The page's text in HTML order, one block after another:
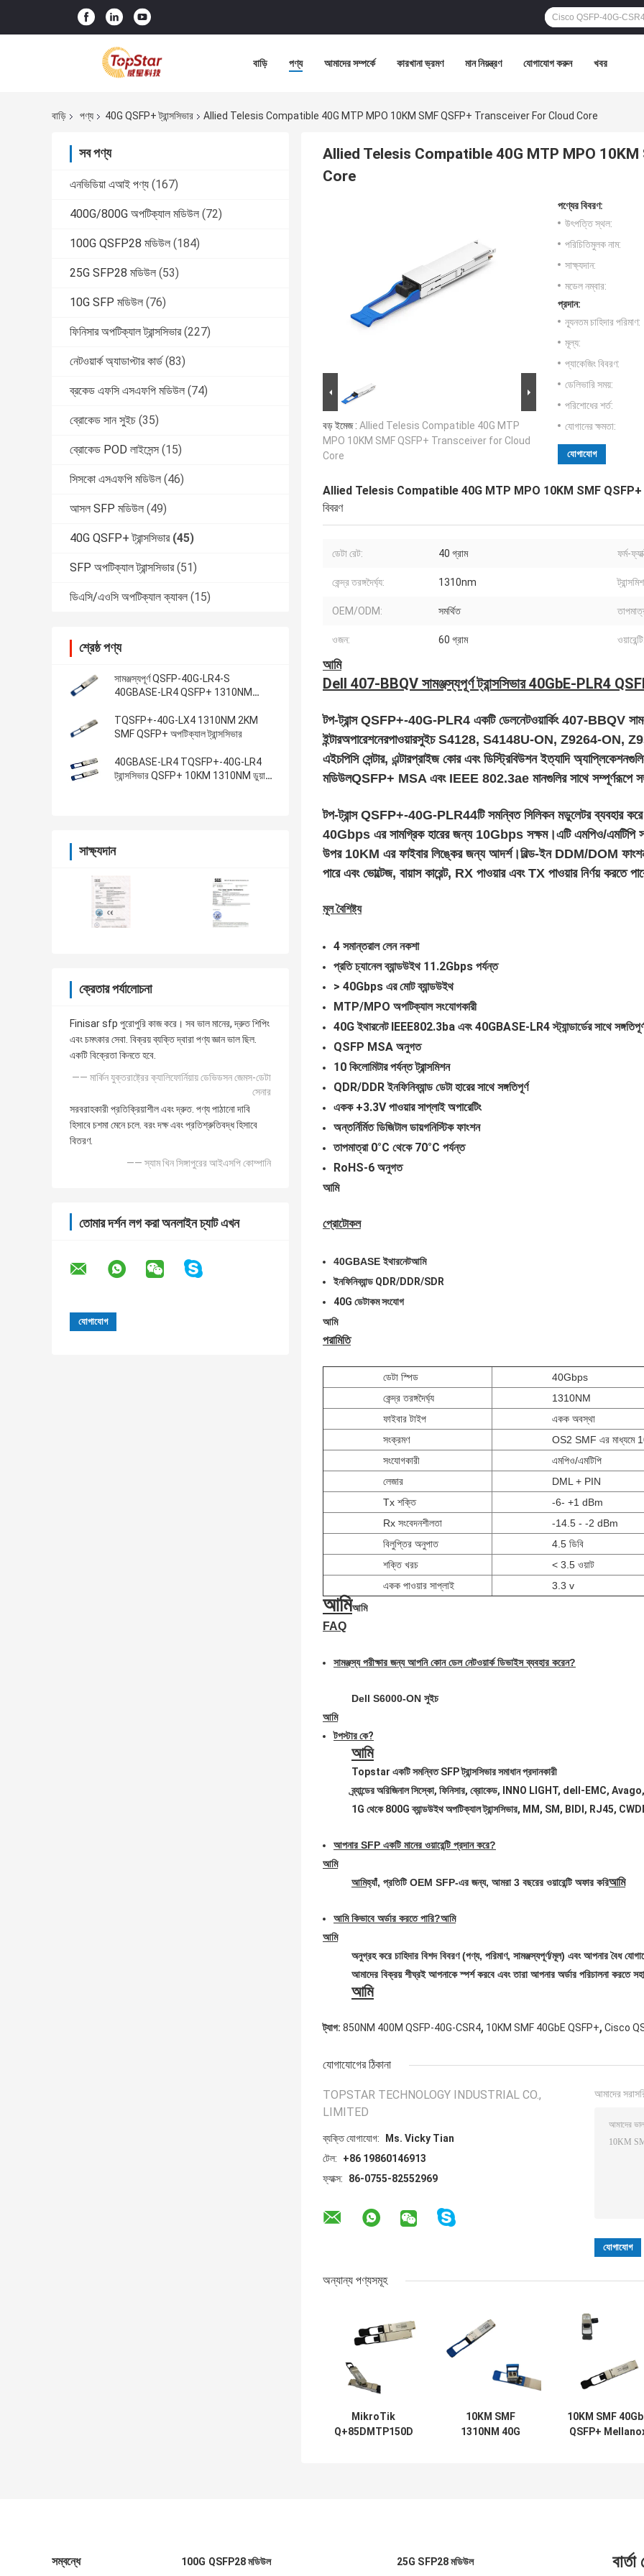
বাড়ি পণ্য আমাদের সম্পর্কে কারখানা ভ্রমণ মান নিয়ন্ত্রণ যোগাযোগ করুন খবর
বাড়ি পণ্য 40G QSFP+ ট্রান্সসিভার Allied Telesis Compatible 40G MTP MPO 10KM SMF QSFP+ Transceiver For Cloud Core
সব পণ্য
এনভিডিয়া এআই পণ্য (167)
400G/800G অপটিক্যাল মডিউল (72)
100G QSFP28 মডিউল (184)
25G SFP28 মডিউল (53)
10G SFP মডিউল (76)
ফিনিসার অপটিক্যাল ট্রান্সসিভার (227)
নেটওয়ার্ক অ্যাডাপ্টার কার্ড (83)
ব্রকেড এফসি এসএফপি মডিউল (74)
ব্রোকেড সান সুইচ (35)
ব্রোকেড POD লাইসেন্স (15)
সিসকো এসএফপি মডিউল (46)
আসল SFP মডিউল (49)
40G QSFP+ ট্রান্সসিভার (45)
SFP অপটিক্যাল ট্রান্সসিভার (51)
ডিএসি/এওসি অপটিক্যাল ক্যাবল (15)
শ্রেষ্ঠ পণ্য
সামঞ্জস্যপূর্ণ QSFP-40G-LR4-S
40GBASE-LR4 QSFP+ 1310NM
TQSFP+-40G-LX4 1310NM 2KM
SMF QSFP+ অপটিক্যাল ট্রান্সসিভার
40GBASE-LR4 TQSFP+-40G-LR4
ট্রান্সসিভার QSFP+ 10KM 1310NM ডুয়াল
সাক্ষ্যদান
ক্রেতার পর্যালোচনা
Finisar sfp পুরোপুরি কাজ করে। সব ভাল মানের, দ্রুত শিপিং
এবং চমৎকার সেবা. বিক্রয় ব্যক্তি দ্বারা পণ্য জ্ঞান ভাল ছিল.
একটি বিক্রেতা কিনতে হবে.
—— মার্কিন যুক্তরাষ্ট্রের ক্যালিফোর্নিয়ায় ডেভিডসন জেমস-ডেটা
সেনার
সরবরাহকারী প্রতিক্রিয়াশীল এবং দ্রুত. পণ্য পাঠানো দাবি
হিসাবে চশমা মেনে চলে. বরং দক্ষ এবং প্রতিশ্রুতিবদ্ধ হিসাবে
বিতরণ.
—— স্যাম খিন সিঙ্গাপুরের আইএসপি কোম্পানি
তোমার দর্শন লগ করা অনলাইন চ্যাট এখন
Allied Telesis Compatible 40G MTP MPO
Core
বড় ইমেজ : Allied Telesis Compatible 40G MTP
MPO 10KM SMF QSFP+ Transceiver for Cloud
Core
পণ্যের বিবরণ:
উৎপত্তি স্থল:
পরিচিতিমুলক নাম:
সাক্ষ্যদান:
মডেল নম্বার:
প্রদান:
ন্যূনতম চাহিদার পরিমাণ:
মূল্য:
প্যাকেজিং বিবরণ:
ডেলিভারি সময়:
পরিশোধের শর্ত:
যোগানের ক্ষমতা:
যোগাযোগ
Allied Telesis Compatible 40G MTP MPO 10KM SMF
বিবরণ
ডেটা রেট: 40 গ্রাম ফর্ম-
কেন্দ্র তরঙ্গদৈর্ঘ্য: 1310nm
OEM/ODM: সমর্থিত
ওজন: 60 গ্রাম
আমি
Dell 407-BBQV সামঞ্জস্যপূর্ণ ট্রান্সসিভার 40GbE-PLR4
টপ-ট্রান্স QSFP+-40G-PLR4 একটি ডেলনেটওয়ার্কিং 407-BBQV
ইন্টারঅপারেশনেরপাওয়ারসুইচ S4128, S4148U-ON, Z9264-ON,
এইচপিসি সেন্টার, এন্টারপ্রাইজ কোর এবং ডিস্ট্রিবিউশন ইত্যাদি
মডিউলQSFP+ MSA এবং IEEE 802.3ae মানগুলির সাথে সম্পূর্ণরূপে
টপ-ট্রান্স QSFP+-40G-PLR44টি সমন্বিত সিলিকন মডুলেটর ব্যবহার
40Gbps এর সামগ্রিক হারের জন্য 10Gbps সক্ষম।এটি এমপিও/এমটিপি
উপর 10KM এর ফাইবার লিঙ্কের জন্য আদর্শ।বিল্ড-ইন DDM/DOM
পারে এবং ভোল্টেজ, বায়াস কারেন্ট, RX পাওয়ার এবং TX পাওয়ার নির্ণয় করতে
মূল বৈশিষ্ট্য
4 সমান্তরাল লেন নকশা
প্রতি চ্যানেল ব্যান্ডউইথ 11.2Gbps পর্যন্ত
> 40Gbps এর মোট ব্যান্ডউইথ
MTP/MPO অপটিক্যাল সংযোগকারী
40G ইথারনেট IEEE802.3ba এবং 40GBASE-LR4 স্ট্যান্ডার্ডের সাথে
QSFP MSA অনুগত
10 কিলোমিটার পর্যন্ত ট্রান্সমিশন
QDR/DDR ইনফিনিব্যান্ড ডেটা হারের সাথে সঙ্গতিপূর্ণ
একক +3.3V পাওয়ার সাপ্লাই অপারেটিং
অন্তর্নির্মিত ডিজিটাল ডায়গনিস্টিক ফাংশন
তাপমাত্রা 0°C থেকে 70°C পর্যন্ত
RoHS-6 অনুগত
আমি
প্রোটোকল
40GBASE ইথারনেটআমি
ইনফিনিব্যান্ড QDR/DDR/SDR
40G ডেটাকম সংযোগ
আমি
পরামিতি
ডেটা স্পিড
40Gbps
কেন্দ্র তরঙ্গদৈর্ঘ্য
1310NM
ফাইবার টাইপ
একক অবস্থা
সংক্রমণ
OS2 SMF এর মাধ্যমে
সংযোগকারী
এমপিও/এমটিপি
লেজার
DML + PIN
Tx শক্তি
-6- +1 dBm
Rx সংবেদনশীলতা
-14.5 - -2 dBm
বিলুপ্তির অনুপাত
4.5 ডিবি
শক্তি খরচ
< 3.5 ওয়াট
একক পাওয়ার সাপ্লাই
3.3 v
আমিআমি
FAQ
সামঞ্জস্য পরীক্ষার জন্য আপনি কোন ডেল নেটওয়ার্ক ডিভাইস ব্যবহার করেন?
Dell S6000-ON সুইচ
আমি
টপস্টার কে?
আমি
Topstar একটি সমন্বিত SFP ট্রান্সসিভার সমাধান প্রদানকারী
ব্র্যান্ডের অরিজিনাল সিস্কো, ফিনিসার, ব্রোকেড, lNNO LIGHT, dell-EMC, Avago,
1G থেকে 800G ব্যান্ডউইথ অপটিক্যাল ট্রান্সসিভার, MM, SM, BIDI, RJ45,
আপনার SFP একটি মানের ওয়ারেন্টি প্রদান করে?
আমি
আমিহ্যাঁ, প্রতিটি OEM SFP-এর জন্য, আমরা 3 বছরের ওয়ারেন্টি অফার করিআমি
আমি কিভাবে অর্ডার করতে পারি?আমি
আমি
অনুগ্রহ করে চাহিদার বিশদ বিবরণ (পণ্য, পরিমাণ, সামঞ্জস্যপূর্ণ/মূল) এবং আপনার বৈধ
আমাদের বিক্রয় শীঘ্রই আপনাকে স্পর্শ করবে এবং তারা আপনার অর্ডার পরিচালনা করতে
আমি
ট্যাগ: 850NM 400M QSFP-40G-CSR4, 10KM SMF 40GbE QSFP+, Cisco
যোগাযোগের ঠিকানা
TOPSTAR TECHNOLOGY INDUSTRIAL CO.,
LIMITED
ব্যক্তি যোগাযোগ:
Ms. Vicky Tian
টেল:
+86 19860146913
ফ্যাক্স:
86-0755-82552969
আমাদের
অন্যান্য পণ্যসমূহ
MikroTik
Q+85DMTP150D
10KM SMF
1310NM 40G
10KM SMF
QSFP+
সম্বন্ধে 100G QSFP28 মডিউল 25G SFP28 মডিউল